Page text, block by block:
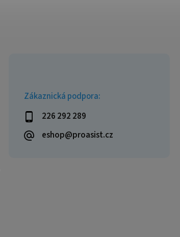
Zákaznická podpora:
226 292 289
eshop@proasist.cz